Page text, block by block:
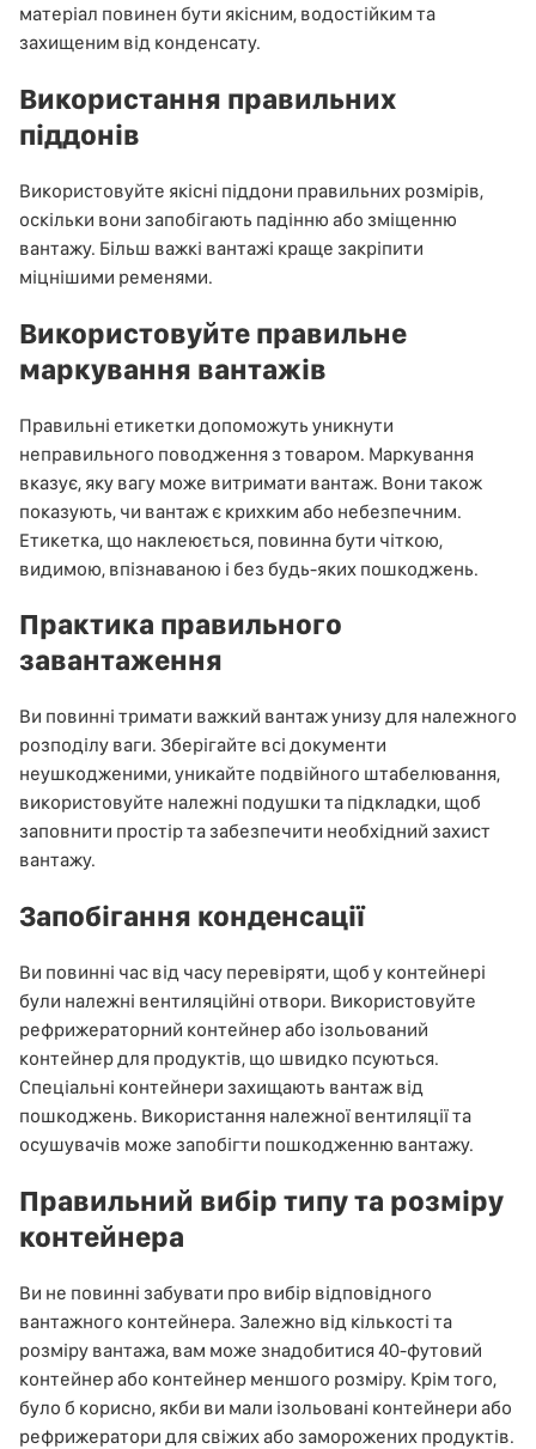
матеріал повинен бути якісним, водостійким та
захищеним від конденсату.
Використання правильних
піддонів
Використовуйте якісні піддони правильних розмірів,
оскільки вони запобігають падінню або зміщенню
вантажу. Більш важкі вантажі краще закріпити
міцнішими ременями.
Використовуйте правильне
маркування вантажів
Правильні етикетки допоможуть уникнути
неправильного поводження з товаром. Маркування
вказує, яку вагу може витримати вантаж. Вони також
показують, чи вантаж є крихким або небезпечним.
Етикетка, що наклеюється, повинна бути чіткою,
видимою, впізнаваною і без будь-яких пошкоджень.
Практика правильного
завантаження
Ви повинні тримати важкий вантаж унизу для належного
розподілу ваги. Зберігайте всі документи
неушкодженими, уникайте подвійного штабелювання,
використовуйте належні подушки та підкладки, щоб
заповнити простір та забезпечити необхідний захист
вантажу.
Запобігання конденсації
Ви повинні час від часу перевіряти, щоб у контейнері
були належні вентиляційні отвори. Використовуйте
рефрижераторний контейнер або ізольований
контейнер для продуктів, що швидко псуються.
Спеціальні контейнери захищають вантаж від
пошкоджень. Використання належної вентиляції та
осушувачів може запобігти пошкодженню вантажу.
Правильний вибір типу та розміру
контейнера
Ви не повинні забувати про вибір відповідного
вантажного контейнера. Залежно від кількості та
розміру вантажа, вам може знадобитися 40-футовий
контейнер або контейнер меншого розміру. Крім того,
було б корисно, якби ви мали ізольовані контейнери або
рефрижератори для свіжих або заморожених продуктів.